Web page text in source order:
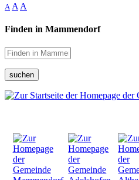
A A A
Finden in Mammendorf
suchen